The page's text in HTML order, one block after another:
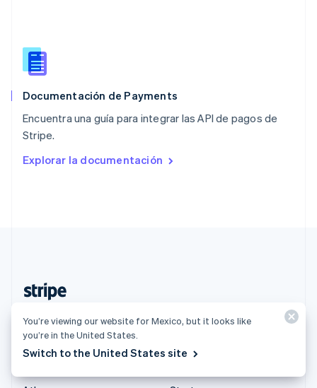
Documentación de Payments
Encuentra una guía para integrar las API de pagos de
Stripe.
Explorar la documentación
Português
RAE de Hong Kong, China
Reino Unido
República Checa
English
English
Productos y tarifas
Soluciones
You’re viewing our website for Mexico, but it looks like
you’re in the United States.
Switch to the United States site